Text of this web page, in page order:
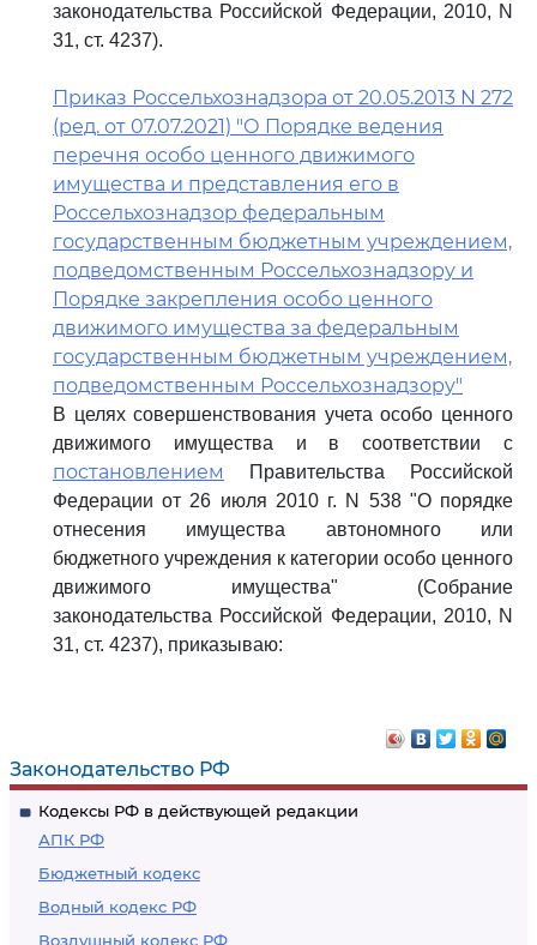
Законодательство РФ
Кодексы РФ в действующей редакции
АПК РФ
Бюджетный кодекс
Водный кодекс РФ
Воздушный кодекс РФ
законодательства Российской Федерации, 2010, N
31, ст. 4237).
Приказ Россельхознадзора от 20.05.2013 N 272
(ред. от 07.07.2021) "О Порядке ведения
перечня особо ценного движимого
имущества и представления его в
Россельхознадзор федеральным
государственным бюджетным учреждением,
подведомственным Россельхознадзору и
Порядке закрепления особо ценного
движимого имущества за федеральным
государственным бюджетным учреждением,
подведомственным Россельхознадзору"
В целях совершенствования учета особо ценного
движимого имущества и в соответствии с
постановлением
Правительства Российской
Федерации от 26 июля 2010 г. N 538 "О порядке
отнесения имущества автономного или
бюджетного учреждения к категории особо ценного
движимого имущества" (Собрание
законодательства Российской Федерации, 2010, N
31, ст. 4237), приказываю: